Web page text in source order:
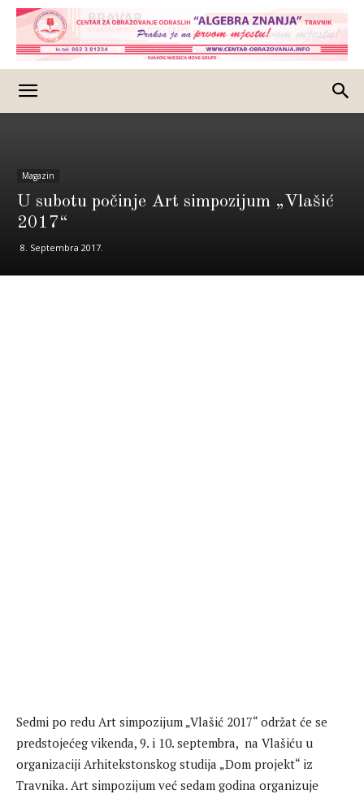
Magazin
U subotu počinje Art simpozijum „Vlašić
2017“
8. Septembra 2017.
Sedmi po redu Art simpozijum „Vlašić 2017“ održat će se
predstojećeg vikenda, 9. i 10. septembra, na Vlašiću u
organizaciji Arhitekstonskog studija „Dom projekt“ iz
Travnika. Art simpozijum već sedam godina organizuje